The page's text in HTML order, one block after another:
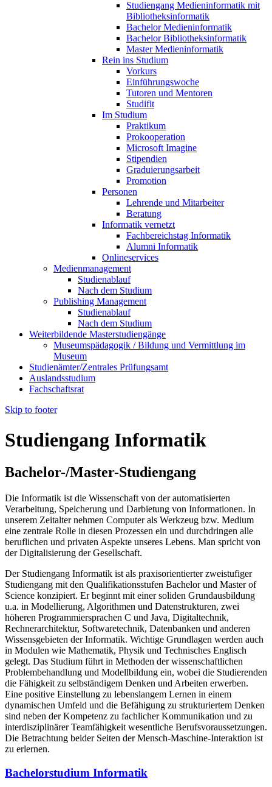
Studiengang Medieninformatik mit
Bibliotheksinformatik
Bachelor Medieninformatik
Bachelor Bibliotheksinformatik
Master Medieninformatik
Rein ins Studium
Vorkurs
Einführungswoche
Tutoren und Mentoren
Studifit
Im Studium
Praktikum
Prokooperation
Microsoft Imagine
Stipendien
Graduierungsarbeit
Promotion
Personen
Lehrende und Mitarbeiter
Beratung
Informatik vernetzt
Fachbereichstag Informatik
Alumni Informatik
Onlineservices
Medienmanagement
Studienablauf
Nach dem Studium
Publishing Management
Studienablauf
Nach dem Studium
Weiterbildende Masterstudiengänge
Museumspädagogik / Bildung und Vermittlung im
Museum
Studienämter/Zentrales Prüfungsamt
Auslandsstudium
Fachschaftsrat
Skip to footer
Studiengang Informatik
Bachelor-/Master-Studiengang
Die Informatik ist die Wissenschaft von der automatisierten
Verarbeitung, Speicherung und Darbietung von Informationen. In
unserem Zeitalter nehmen Computer als Werkzeug bzw. Medium
eine zentrale Rolle in diesen Prozessen ein und durchdringen alle
beruflichen und privaten Aspekte unseres Lebens. Man spricht von
der Digitalisierung der Gesellschaft.
Der Studiengang Informatik ist als praxisorientierter zweistufiger
Studiengang mit den Qualifikationsstufen Bachelor und Master of
Science konzipiert. Er beginnt mit einer soliden Grundausbildung
u.a. in Modellierung, Algorithmen und Datenstrukturen, zwei
höheren Programmiersprachen C und Java, Digitaltechnik,
Rechnerarchitektur, Softwaretechnik, Datenbanken und anderen
Wissensgebieten der Informatik. Wichtige Grundlagen werden auch
in Modulen wie Mathematik, Physik und Technisches Englisch
gelegt. Das Studium führt in Methoden der wissenschaftlichen
Problembehandlung und Modellbildung ein, wobei die Studierenden
die Fähigkeit zu selbständigem Denken und Arbeiten erwerben.
Eine positive Einstellung zu lebenslangem Lernen in einem
dynamischen Umfeld und die Befähigung zu strukturiertem Denken
sind neben der Kompetenz zu fachlicher Kommunikation und zu
interdisziplinärer Teamfähigkeit wesentliche Berufsvoraussetzungen.
Die Betrachtung beider Seiten der Mensch-Maschine-Interaktion ist
zu erlernen.
Bachelorstudium Informatik